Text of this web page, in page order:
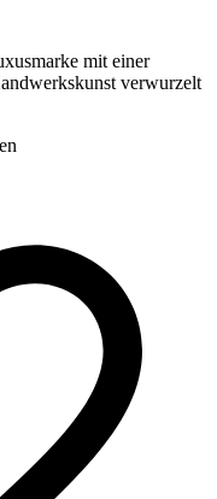
mit einer
verwurzelt